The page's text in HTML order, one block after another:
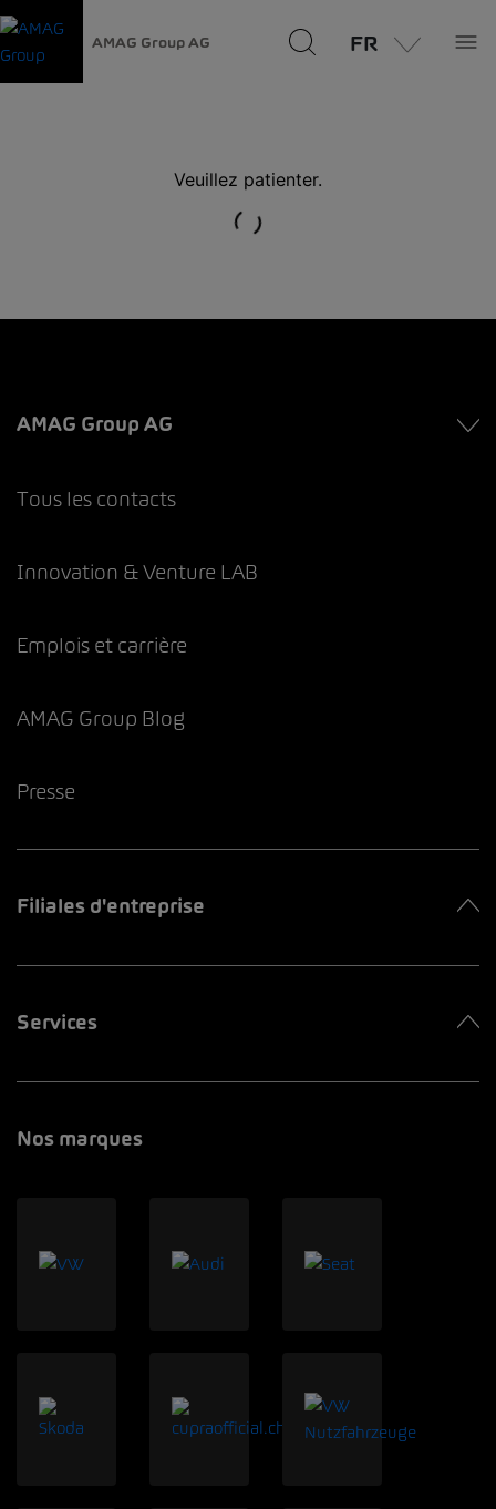
AMAG Group AG FR
Veuillez patienter.
AMAG Group AG
Tous les contacts
Innovation & Venture LAB
Emplois et carrière
AMAG Group Blog
Presse
Filiales d'entreprise
Services
Nos marques